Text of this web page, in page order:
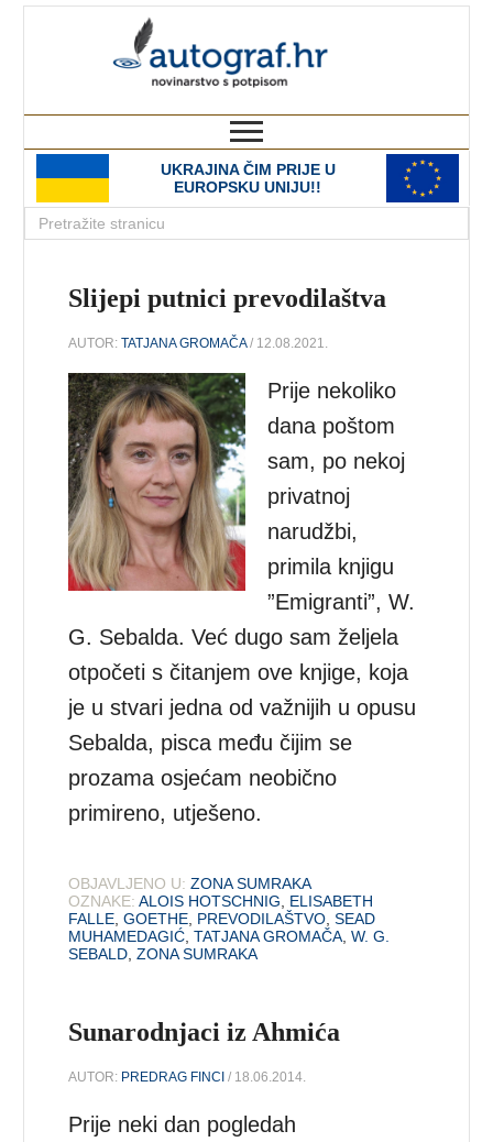
UKRAJINA ČIM PRIJE U
EUROPSKU UNIJU!!
Slijepi putnici prevodilaštva
AUTOR:TATJANA GROMAČA/ 12.08.2021.
Prije nekoliko
dana poštom
sam, po nekoj
privatnoj
narudžbi,
primila knjigu
”Emigranti”, W.
G. Sebalda. Već dugo sam željela
otpočeti s čitanjem ove knjige, koja
je u stvari jedna od važnijih u opusu
Sebalda, pisca među čijim se
prozama osjećam neobično
primireno, utješeno.
OBJAVLJENO U: ZONA SUMRAKA
OZNAKE: ALOIS HOTSCHNIG
ELISABETH
FALLE ,GOETHE PREVODILAŠTVO ,SEAD
MUHAMEDAGIĆ ,TATJANA GROMAČA ,W. G.
SEBALD ,ZONA SUMRAKA
Sunarodnjaci iz Ahmića
AUTOR: PREDRAG FINCI / 18.06.2014.
Prije neki dan pogledah